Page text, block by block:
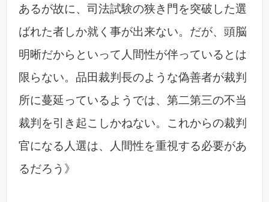
あるが故に、司法試験の狭き門を突破した選
ばれた者しか就く事が出来ない。だが、頭脳
明晰だからといって人間性が伴っているとは
限らない。品田裁判長のような偽善者が裁判
所に蔓延っているようでは、第二第三の不当
裁判を引き起こしかねない。これからの裁判
官になる人選は、人間性を重視する必要があ
るだろう》